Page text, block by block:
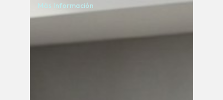
Más Información